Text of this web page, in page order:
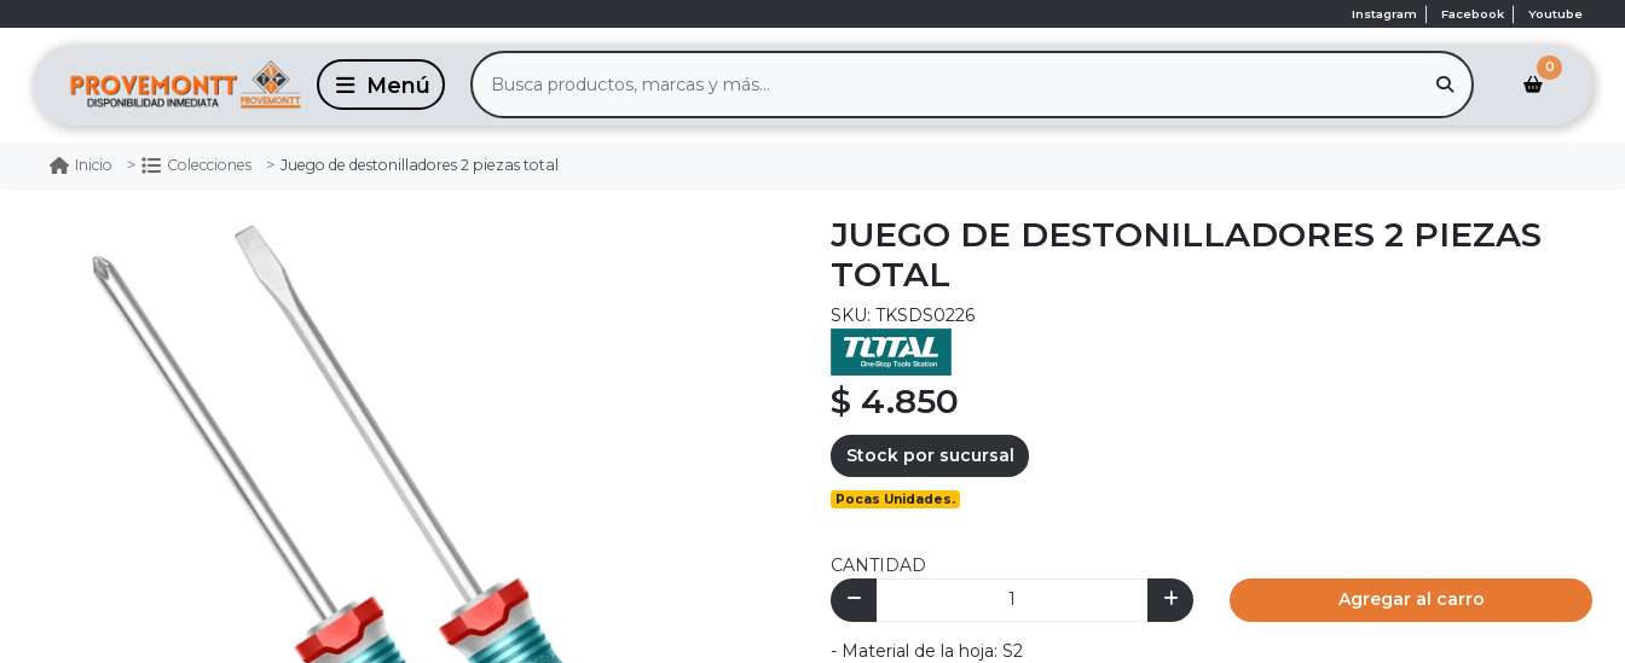
Instagram Facebook Youtube
0
Inicio Colecciones Juego de destonilladores 2 piezas total
JUEGO DE DESTONILLADORES 2 PIEZAS
TOTAL
SKU: TKSDS0226
$ 4.850
Stock por sucursal
Pocas Unidades.
CANTIDAD
Agregar al carro
- Material de la hoja: S2